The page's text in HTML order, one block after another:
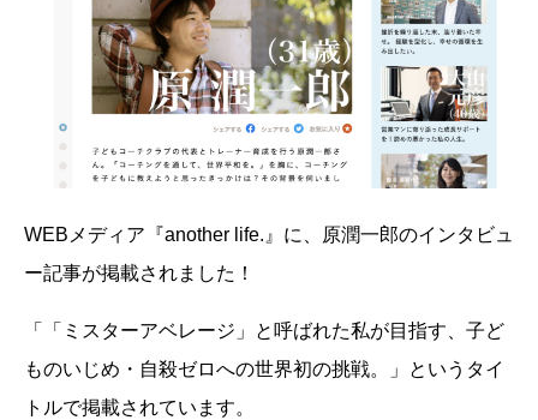
WEBメディア『another life.』に、原潤一郎のインタビュ
ー記事が掲載されました！
「「ミスターアベレージ」と呼ばれた私が目指す、子ど
ものいじめ・自殺ゼロへの世界初の挑戦。」というタイ
トルで掲載されています。